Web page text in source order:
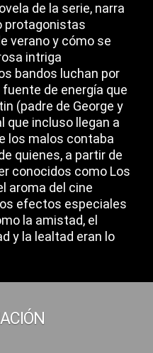
de la serie, narra
protagonistas
verano y cómo se
intriga
bandos luchan por
de energía que
(padre de George y
que incluso llegan a
los malos contaba
quienes, a partir de
conocidos como Los
aroma del cine
efectos especiales
la amistad, el
y la lealtad eran lo